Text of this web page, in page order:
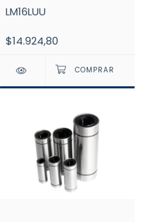
LM16LUU
$14.924,80